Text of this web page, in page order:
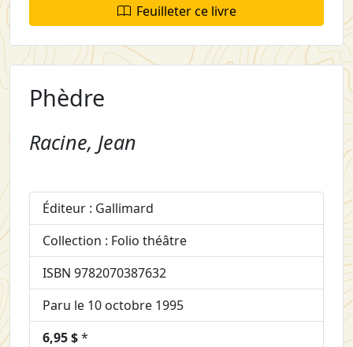
Feuilleter ce livre
Phèdre
Racine, Jean
Éditeur : Gallimard
Collection : Folio théâtre
ISBN 9782070387632
Paru le 10 octobre 1995
6,95 $*